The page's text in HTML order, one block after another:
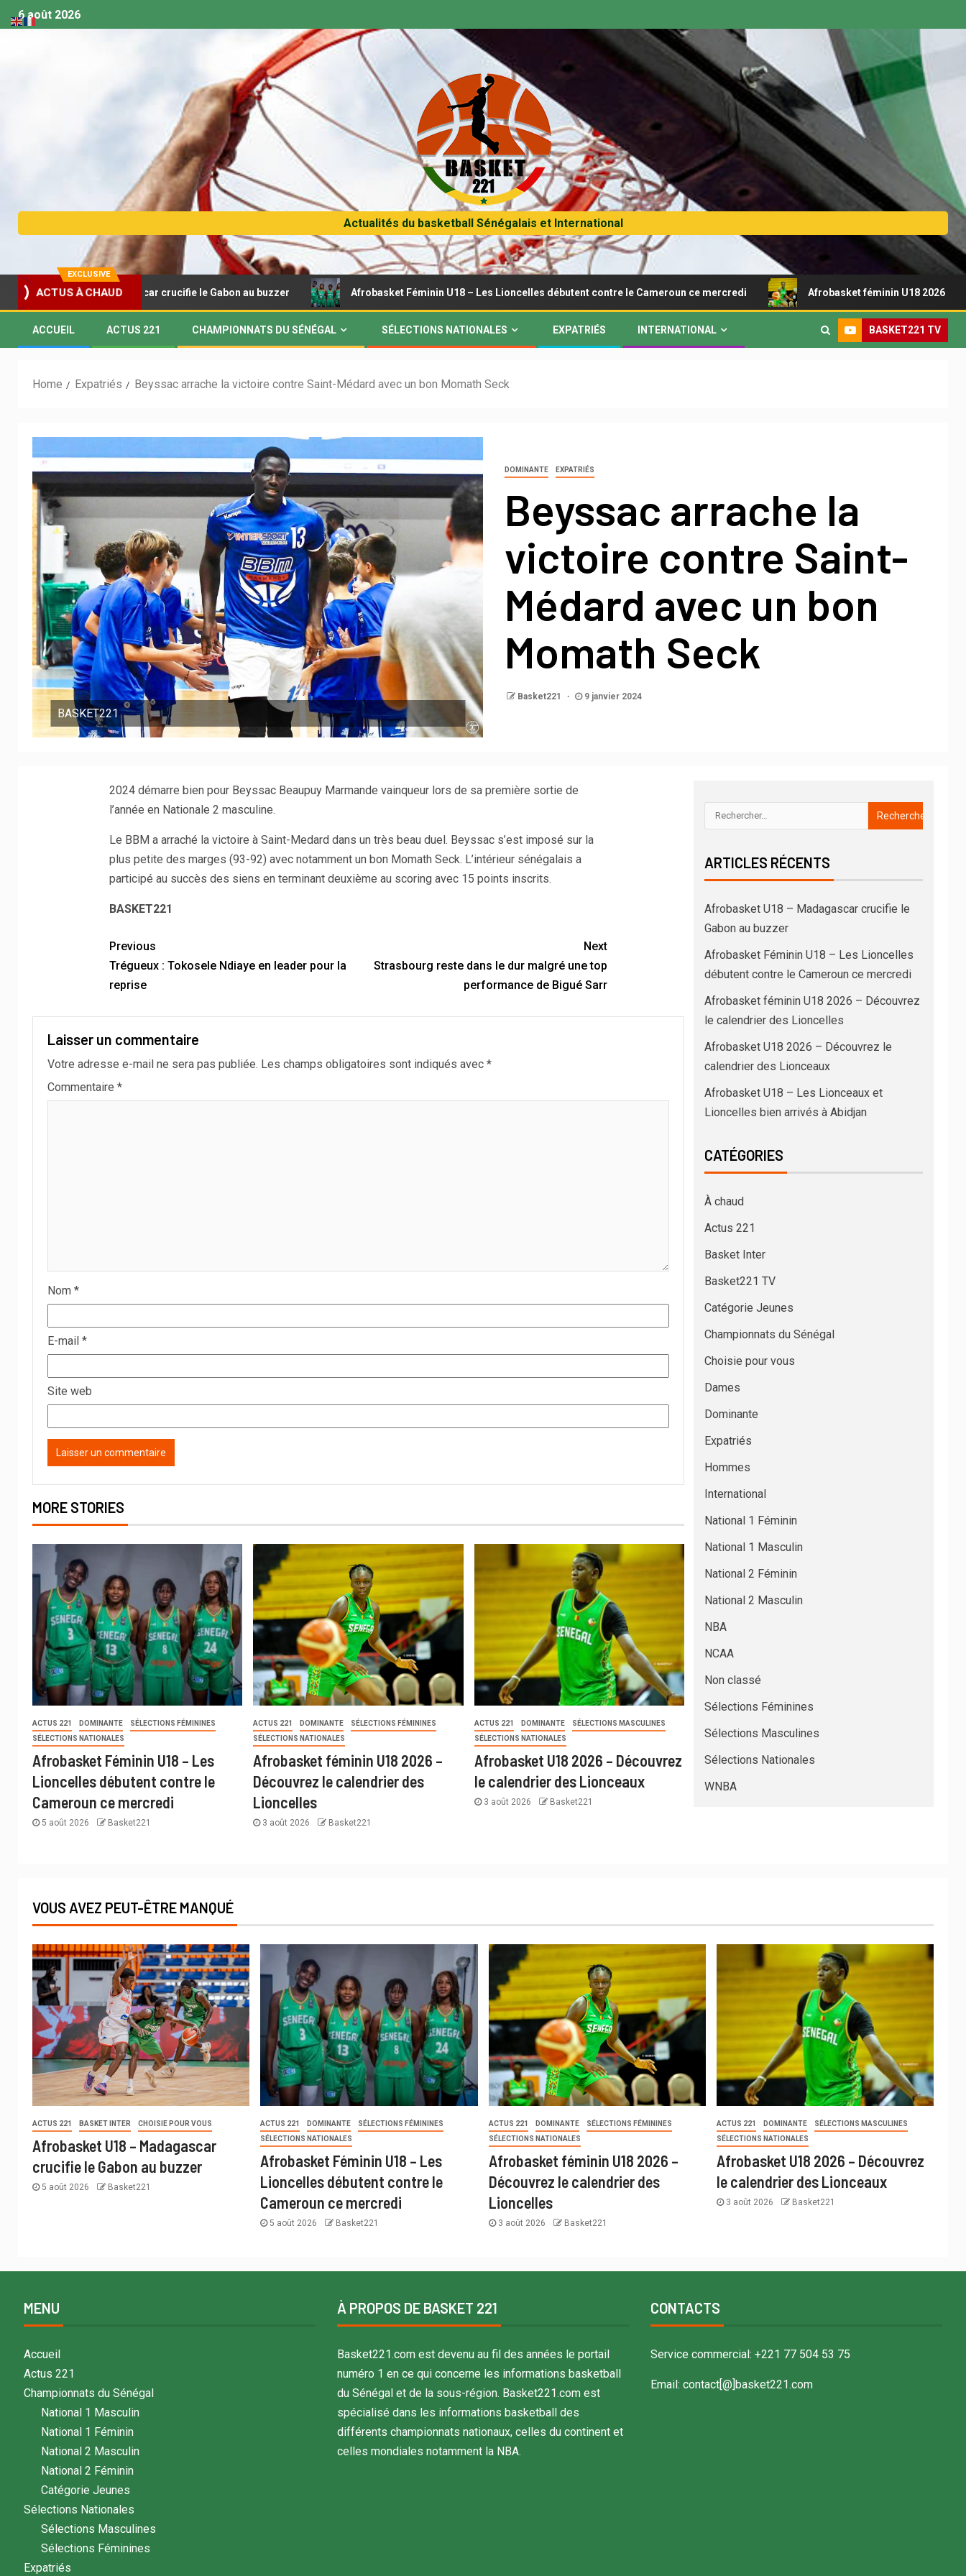
6 août 2026
Actualités du basketball Sénégalais et International
EXCLUSIVE
ACTUS À CHAUD
U18 – Madagascar crucifie le Gabon au buzzer Afrobasket Féminin U18 – Les Lioncelles débutent contre le Cameroun ce mercredi Afrobasket féminin U18 2026 –
ACCUEIL ACTUS 221 CHAMPIONNATS DU SÉNÉGAL SÉLECTIONS NATIONALES EXPATRIÉS INTERNATIONAL BASKET221 TV
Home Expatriés Beyssac arrache la victoire contre Saint-Médard avec un bon Momath Seck
BASKET221
DOMINANTE EXPATRIÉS
Beyssac arrache la
victoire contre Saint-
Médard avec un bon
Momath Seck
Basket221 9 janvier 2024
2024 démarre bien pour Beyssac Beaupuy Marmande vainqueur lors de sa première sortie de
l’année en Nationale 2 masculine.
Le BBM a arraché la victoire à Saint-Medard dans un très beau duel. Beyssac s’est imposé sur la
plus petite des marges (93-92) avec notamment un bon Momath Seck. L’intérieur sénégalais a
participé au succès des siens en terminant deuxième au scoring avec 15 points inscrits.
BASKET221
Previous
Trégueux : Tokosele Ndiaye en leader pour la
reprise
Next
Strasbourg reste dans le dur malgré une top
performance de Bigué Sarr
Laisser un commentaire
Votre adresse e-mail ne sera pas publiée. Les champs obligatoires sont indiqués avec *
Commentaire *
Nom *
E-mail *
Site web
MORE STORIES
ACTUS 221 DOMINANTE
SÉLECTIONS FÉMININES
SÉLECTIONS NATIONALES
Afrobasket Féminin U18 – Les
Lioncelles débutent contre le
Cameroun ce mercredi
5 août 2026 Basket221
ACTUS 221 DOMINANTE
SÉLECTIONS FÉMININES
SÉLECTIONS NATIONALES
Afrobasket féminin U18 2026 –
Découvrez le calendrier des
Lioncelles
3 août 2026 Basket221
ACTUS 221 DOMINANTE
SÉLECTIONS MASCULINES
SÉLECTIONS NATIONALES
Afrobasket U18 2026 – Découvrez
le calendrier des Lionceaux
3 août 2026 Basket221
ARTICLES RÉCENTS
Afrobasket U18 – Madagascar crucifie le
Gabon au buzzer
Afrobasket Féminin U18 – Les Lioncelles
débutent contre le Cameroun ce mercredi
Afrobasket féminin U18 2026 – Découvrez
le calendrier des Lioncelles
Afrobasket U18 2026 – Découvrez le
calendrier des Lionceaux
Afrobasket U18 – Les Lionceaux et
Lioncelles bien arrivés à Abidjan
CATÉGORIES
À chaud
Actus 221
Basket Inter
Basket221 TV
Catégorie Jeunes
Championnats du Sénégal
Choisie pour vous
Dames
Dominante
Expatriés
Hommes
International
National 1 Féminin
National 1 Masculin
National 2 Féminin
National 2 Masculin
NBA
NCAA
Non classé
Sélections Féminines
Sélections Masculines
Sélections Nationales
WNBA
VOUS AVEZ PEUT-ÊTRE MANQUÉ
ACTUS 221 BASKET INTER CHOISIE POUR VOUS
Afrobasket U18 – Madagascar
crucifie le Gabon au buzzer
5 août 2026 Basket221
ACTUS 221 DOMINANTE
SÉLECTIONS FÉMININES
SÉLECTIONS NATIONALES
Afrobasket Féminin U18 – Les
Lioncelles débutent contre le
Cameroun ce mercredi
5 août 2026 Basket221
ACTUS 221 DOMINANTE
SÉLECTIONS FÉMININES
SÉLECTIONS NATIONALES
Afrobasket féminin U18 2026 –
Découvrez le calendrier des
Lioncelles
3 août 2026 Basket221
ACTUS 221 DOMINANTE
SÉLECTIONS MASCULINES
SÉLECTIONS NATIONALES
Afrobasket U18 2026 – Découvrez
le calendrier des Lionceaux
3 août 2026 Basket221
MENU
Accueil
Actus 221
Championnats du Sénégal
National 1 Masculin
National 1 Féminin
National 2 Masculin
National 2 Féminin
Catégorie Jeunes
Sélections Nationales
Sélections Masculines
Sélections Féminines
Expatriés
À PROPOS DE BASKET 221
Basket221.com est devenu au fil des années le portail
numéro 1 en ce qui concerne les informations basketball
du Sénégal et de la sous-région. Basket221.com est
spécialisé dans les informations basketball des
différents championnats nationaux, celles du continent et
celles mondiales notamment la NBA.
CONTACTS
Service commercial: +221 77 504 53 75
Email: contact[@]basket221.com